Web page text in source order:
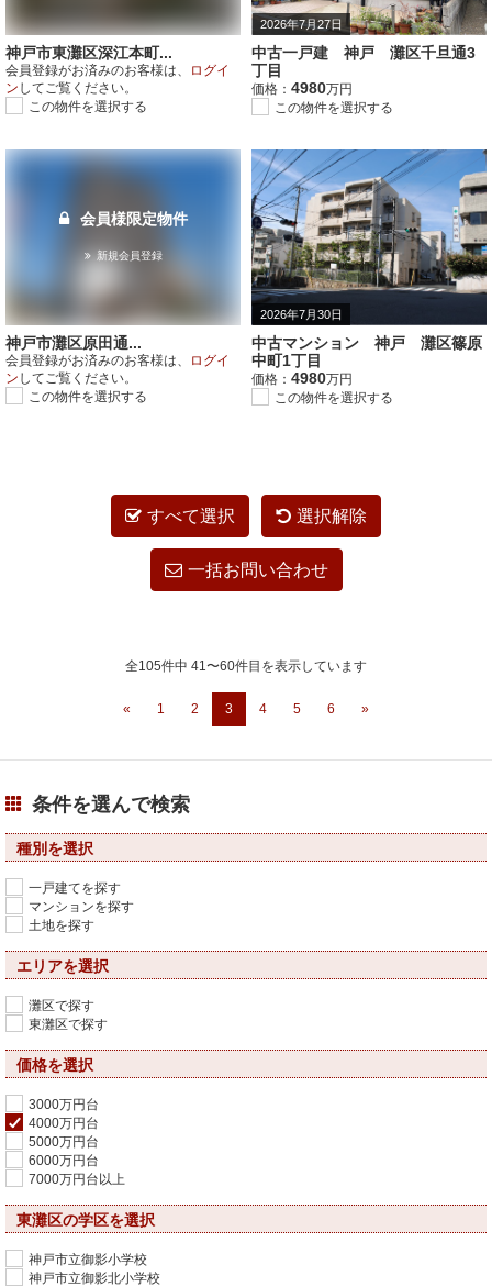
神戸市東灘区深江本町...
会員登録がお済みのお客様は、
ログイ
ン してご覧ください。
この物件を選択する
2026年7月27日
中古一戸建 神戸 灘区千旦通3
丁目
価格： 4980万円
この物件を選択する
会員様限定物件
新規会員登録
神戸市灘区原田通...
会員登録がお済みのお客様は、
ログイ
ン してご覧ください。
この物件を選択する
2026年7月30日
中古マンション 神戸 灘区篠原
中町1丁目
価格： 4980万円
この物件を選択する
すべて選択 選択解除
一括お問い合わせ
全105件中 41〜60件目を表示しています
« 1 2 3 4 5 6 »
条件を選んで検索
種別を選択
一戸建てを探す
マンションを探す
土地を探す
エリアを選択
灘区で探す
東灘区で探す
価格を選択
3000万円台
4000万円台
5000万円台
6000万円台
7000万円台以上
東灘区の学区を選択
神戸市立御影小学校
神戸市立御影北小学校